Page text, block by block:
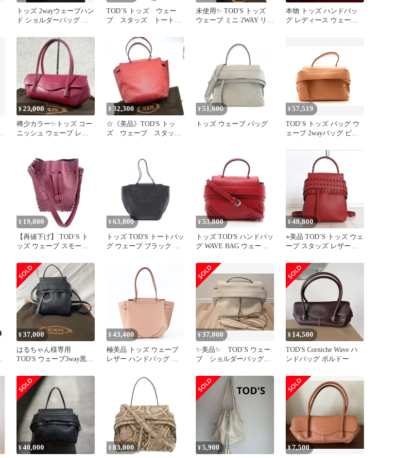
トッズ 2wayウェーブハン
ド ショルダーバッグ レ
TOD’S トッズ ウェー
ブ スタッズ トートバ
未使用✨ TOD'S トッズ
ウェーブ ミニ 2WAY リュ
本物 トッズ ハンドバッ
グ レディース ウェーブ
¥23,000
稀少カラー✨トッズ コー
ニッシュ ウェーブ レザ
¥ 32,300
☆《美品》TOD'S トッ
ズ ウェーブ スタッ
¥ 51,600
トッズ ウェーブ バッグ
¥57,519
TOD’S トッズ バッグ ウ
ェーブ 2wayバッグ ピン
ーバッグ レザー ピンク
レディース【中古】431
¥ 19,800
【再値下げ】 TOD’S ト
ッズ ウェーブ スモール
ーバッグ レディース レ
ザー ワインレッド 中古
¥ 63,800
トッズ TOD'S トートバッ
グ ウェーブ ブラック レ
¥ 53,800
トッズ TOD'S ハンドバッ
グ WAVE BAG ウェーブ
レザー ウェーブバッグ
ミニ レディース Used A
¥48,800
⭐︎美品 TOD’S トッズ ウェ
ーブ スタッズ レザー
¥37,000
はるちゃん様専用
TOD'S ウェーブ3way黒
¥43,400
極美品 トッズ ウェーブ
レザー ハンドバッグ ト
ド おしゃれ レディース
WGM EF3-9【中古】
¥37,000
✨美品✨ TOD’S ウェー
ブ ショルダーバッグ
ブラック
¥ 14,500
TOD'S Corniche Wave ハ
ンドバッグ ボルドー
¥40,000 ¥ 83,000 ¥5,900 ¥7,500